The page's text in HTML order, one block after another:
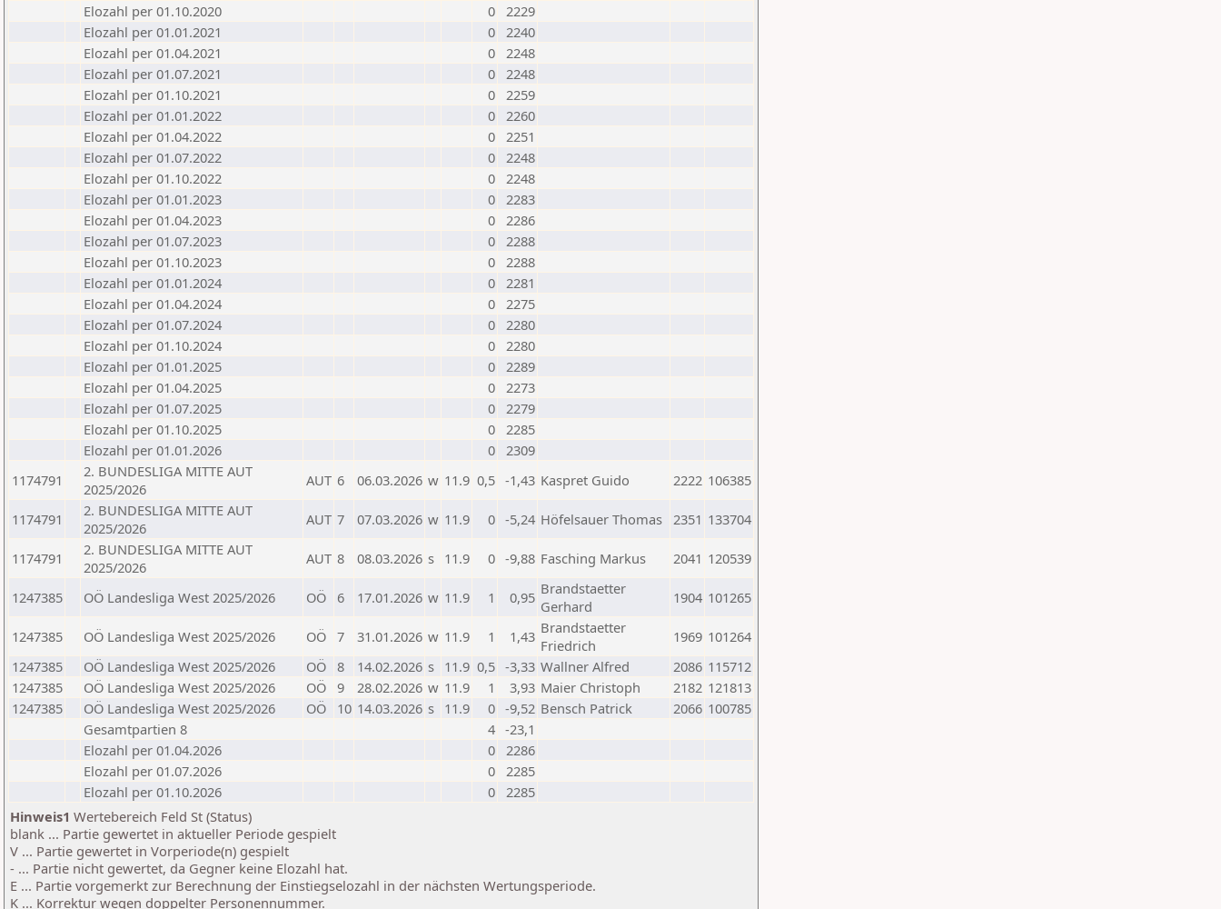
Elozahl per 01.10.2020
0 2229
Elozahl per 01.01.2021
0 2240
Elozahl per 01.04.2021
0 2248
Elozahl per 01.07.2021
0 2248
Elozahl per 01.10.2021
0 2259
Elozahl per 01.01.2022
0 2260
Elozahl per 01.04.2022
0 2251
Elozahl per 01.07.2022
0 2248
Elozahl per 01.10.2022
0 2248
Elozahl per 01.01.2023
0 2283
Elozahl per 01.04.2023
0 2286
Elozahl per 01.07.2023
0 2288
Elozahl per 01.10.2023
0 2288
Elozahl per 01.01.2024
0 2281
Elozahl per 01.04.2024
0 2275
Elozahl per 01.07.2024
0 2280
Elozahl per 01.10.2024
0 2280
Elozahl per 01.01.2025
0 2289
Elozahl per 01.04.2025
0 2273
Elozahl per 01.07.2025
0 2279
Elozahl per 01.10.2025
0 2285
Elozahl per 01.01.2026
0 2309
1174791
2. BUNDESLIGA MITTE AUT
2025/2026
AUT 6 06.03.2026 w 11.9 0,5 -1,43 Kaspret Guido 2222 106385
1174791
2. BUNDESLIGA MITTE AUT
2025/2026
AUT 7 07.03.2026 w 11.9 0 -5,24 Höfelsauer Thomas 2351 133704
1174791
2. BUNDESLIGA MITTE AUT
2025/2026
AUT 8 08.03.2026 s 11.9 0 -9,88 Fasching Markus 2041 120539
1247385 OÖ Landesliga West 2025/2026 OÖ 6 17.01.2026 w 11.9 1 0,95 Brandstaetter
Gerhard
1904 101265
1247385 OÖ Landesliga West 2025/2026 OÖ 7 31.01.2026 w 11.9 1 1,43 Brandstaetter
Friedrich
1969 101264
1247385
OÖ Landesliga West 2025/2026 OÖ 8 14.02.2026 s 11.9 0,5 -3,33 Wallner Alfred 2086 115712
1247385
OÖ Landesliga West 2025/2026 OÖ 9 28.02.2026 w 11.9 1 3,93 Maier Christoph 2182 121813
1247385
OÖ Landesliga West 2025/2026 OÖ 10 14.03.2026 s 11.9 0 -9,52 Bensch Patrick 2066 100785
Gesamtpartien 8
4 -23,1
Elozahl per 01.04.2026
0 2286
Elozahl per 01.07.2026
0 2285
Elozahl per 01.10.2026
0 2285
Hinweis1 Wertebereich Feld St (Status)
blank ... Partie gewertet in aktueller Periode gespielt
V ... Partie gewertet in Vorperiode(n) gespielt
- ... Partie nicht gewertet, da Gegner keine Elozahl hat.
E ... Partie vorgemerkt zur Berechnung der Einstiegselozahl in der nächsten Wertungsperiode.
K ... Korrektur wegen doppelter Personennummer.